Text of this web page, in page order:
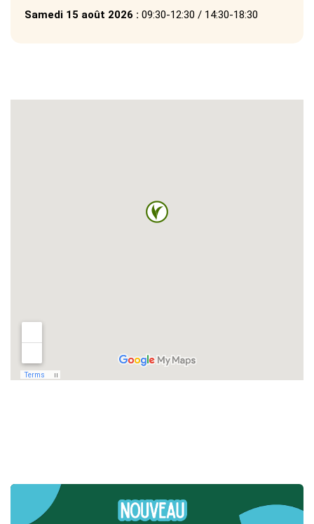
Samedi 15 août 2026 : 09:30-12:30 / 14:30-18:30